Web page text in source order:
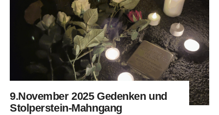
9.November 2025 Gedenken und
Stolperstein-Mahngang